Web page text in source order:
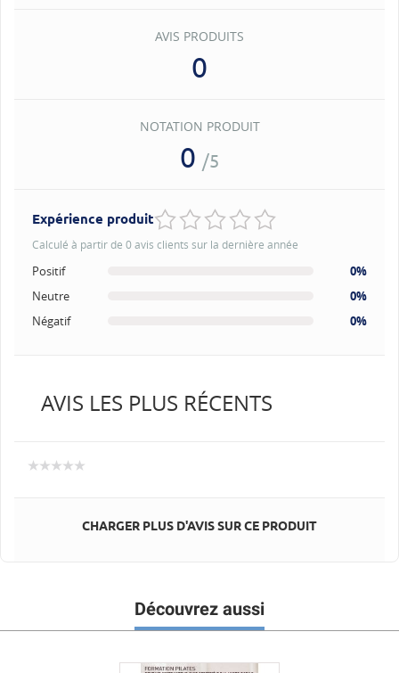
AVIS PRODUITS
0
NOTATION PRODUIT
0 /5
Expérience produit
Calculé à partir de 0 avis clients sur la dernière année
Positif
0%
Neutre
0%
Négatif
0%
AVIS LES PLUS RÉCENTS
CHARGER PLUS D'AVIS SUR CE PRODUIT
Découvrez aussi